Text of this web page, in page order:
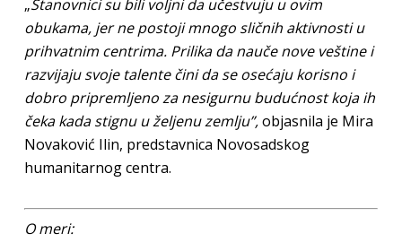
„Stanovnici su bili voljni da učestvuju u ovim
obukama, jer ne postoji mnogo sličnih aktivnosti u
prihvatnim centrima. Prilika da nauče nove veštine i
razvijaju svoje talente čini da se osećaju korisno i
dobro pripremljeno za nesigurnu budućnost koja ih
čeka kada stignu u željenu zemlju”,objasnila je Mira
Novaković Ilin, predstavnica Novosadskog
humanitarnog centra.
O meri: